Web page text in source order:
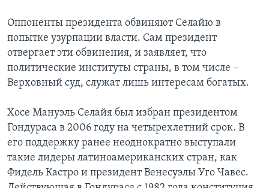
Оппоненты президента обвиняют Селайю в
попытке узурпации власти. Сам президент
отвергает эти обвинения, и заявляет, что
политические институты страны, в том числе –
Верховный суд, служат лишь интересам богатых.
Хосе Мануэль Селайя был избран президентом
Гондураса в 2006 году на четырехлетний срок. В
его поддержку ранее неоднократно выступали
такие лидеры латиноамериканских стран, как
Фидель Кастро и президент Венесуэлы Уго Чавес.